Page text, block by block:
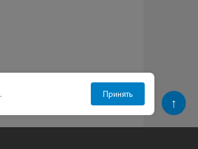
. Принять
↑